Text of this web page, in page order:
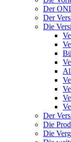
Der
Der
Die
Der
Die
Die